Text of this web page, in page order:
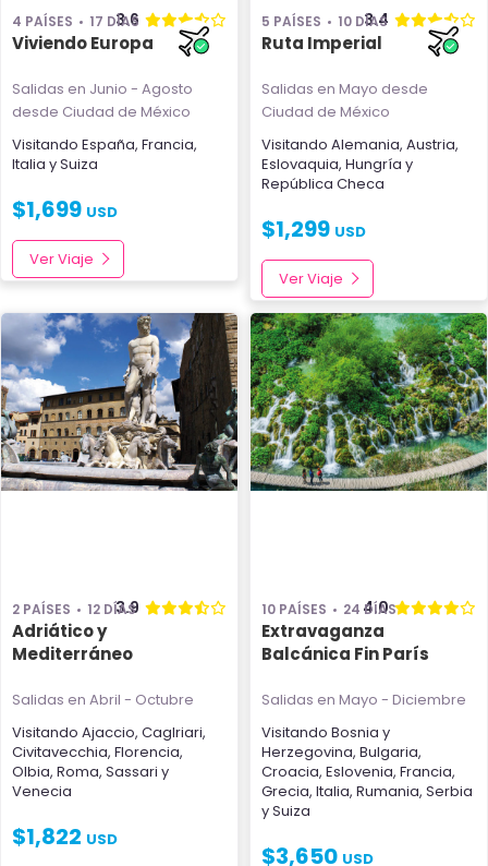
4 PAÍSES 17 DÍAS
3.6
Viviendo Europa
Salidas en Junio - Agosto
desde Ciudad de México
Visitando España, Francia,
Italia ySuiza
$1,699 USD
Ver Viaje
5 PAÍSES 10 DÍAS
3.4
Ruta Imperial
Salidas en Mayo desde
Ciudad de México
Visitando Alemania, Austria,
Eslovaquia, Hungría y
República Checa
$1,299 USD
Ver Viaje
2 PAÍSES 12 DÍAS
3.9
Adriático y
Mediterráneo
Salidas en Abril - Octubre
Visitando Ajaccio, Caglriari,
Civitavecchia, Florencia,
Olbia, Roma, Sassari y
Venecia
$1,822 USD
10 PAÍSES 24 DÍAS
4.0
Extravaganza
Balcánica Fin París
Salidas en Mayo - Diciembre
Visitando Bosnia y
Herzegovina, Bulgaria,
Croacia, Eslovenia, Francia,
Grecia, Italia, Rumania, Serbia
ySuiza
$3,650 USD